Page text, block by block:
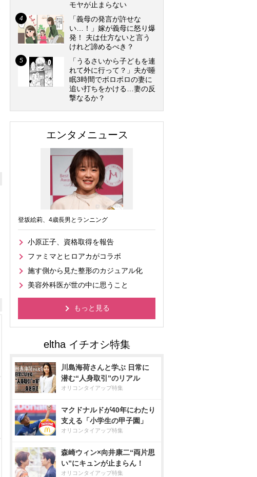
モヤが止まらない
「義母の発言が許せな
い…！」嫁が義母に怒り爆
発！ 夫は仕方ないと言う
けれど諦めるべき？
「うるさいから子どもを連
れて外に行って？」夫が睡
眠3時間でボロボロの妻に
追い打ちをかける…妻の反
撃なるか？
エンタメニュース
登坂絵莉、4歳長男とランニング
小原正子、資格取得を報告
ファミマとヒロアカがコラボ
施す側から見た整形のカジュアル化
美容外科医が世の中に思うこと
もっと見る
川島海荷さんと学ぶ 日常に
潜む“人身取引”のリアル
オリコンタイアップ特集
マクドナルドが40年にわたり
支える「小学生の甲子園」
オリコンタイアップ特集
森崎ウィン×向井康二“両片思
い”にキュンが止まらん！
オリコンタイアップ特集